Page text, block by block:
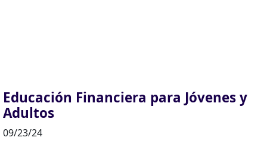
Educación Financiera para Jóvenes y
Adultos
09/23/24